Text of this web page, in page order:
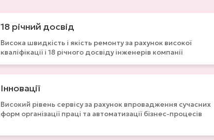
18 річний досвід
Висока швидкість і якість ремонту за рахунок високої
кваліфікації і 18 річного досвіду інженерів компанії
Інновації
Високий рівень сервісу за рахунок впровадження сучасних
форм організації праці та автоматизації бізнес-процесів